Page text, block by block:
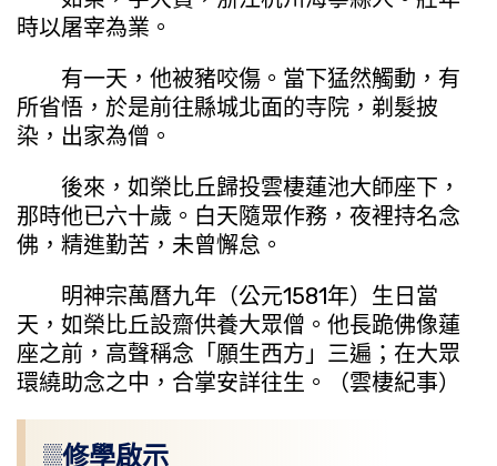
時以屠宰為業。
有一天，他被豬咬傷。當下猛然觸動，有
所省悟，於是前往縣城北面的寺院，剃髮披
染，出家為僧。
後來，如榮比丘歸投雲棲蓮池大師座下，
那時他已六十歲。白天隨眾作務，夜裡持名念
佛，精進勤苦，未曾懈怠。
明神宗萬曆九年（公元1581年）生日當
天，如榮比丘設齋供養大眾僧。他長跪佛像蓮
座之前，高聲稱念「願生西方」三遍；在大眾
環繞助念之中，合掌安詳往生。（雲棲紀事）
▒修學啟示